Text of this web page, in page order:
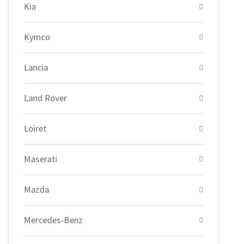
Kia
Kymco
Lancia
Land Rover
Loiret
Maserati
Mazda
Mercedes-Benz